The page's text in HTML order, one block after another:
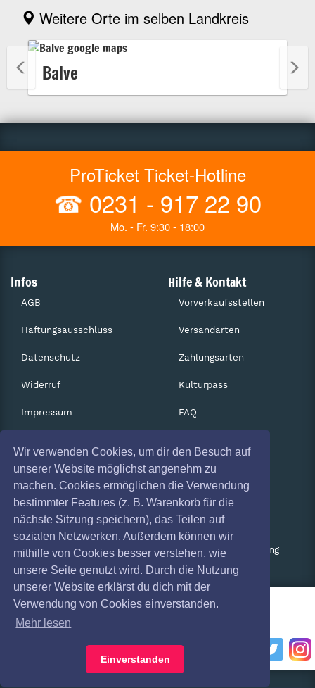
Wir verwenden Cookies, um dir den Besuch auf
unserer Website möglichst angenehm zu
machen. Cookies ermöglichen die Verwendung
bestimmter Features (z. B. Warenkorb für die
nächste Sitzung speichern), das Teilen auf
sozialen Netzwerken. Außerdem können wir
mithilfe von Cookies besser verstehen, wie
unsere Seite genutzt wird. Durch die Nutzung
unserer Website erklärst du dich mit der
Verwendung von Cookies einverstanden.
Mehr lesen
Einverstanden
Weitere Orte im selben Landkreis
Balve
ProTicket Ticket-Hotline
☎ 0231 - 917 22 90
Mo. - Fr. 9:30 - 18:00
Infos
AGB
Haftungsausschluss
Datenschutz
Widerruf
Impressum
Coronavirus (COVID 19)
Hilfe & Kontakt
Vorverkaufsstellen
Versandarten
Zahlungsarten
Kulturpass
FAQ
Services
Gutscheine
Geschäftskunden
Kartenrückgabe
Besucherregistrierung